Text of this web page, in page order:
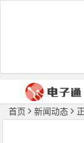
首页 新闻动态